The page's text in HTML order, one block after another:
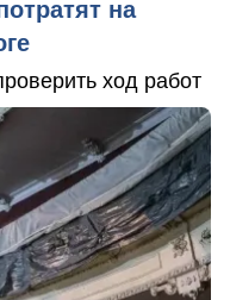
на
ход работ